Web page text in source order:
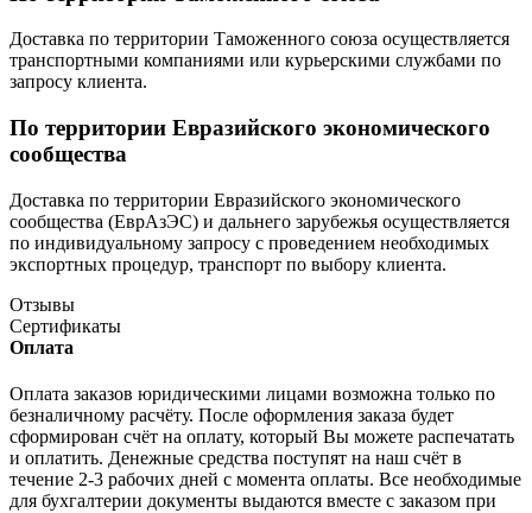
Доставка по территории Таможенного союза осуществляется
транспортными компаниями или курьерскими службами по
запросу клиента.
По территории Евразийского экономического
сообщества
Доставка по территории Евразийского экономического
сообщества (ЕврАзЭС) и дальнего зарубежья осуществляется
по индивидуальному запросу с проведением необходимых
экспортных процедур, транспорт по выбору клиента.
Отзывы
Сертификаты
Оплата
Оплата заказов юридическими лицами возможна только по
безналичному расчёту. После оформления заказа будет
сформирован счёт на оплату, который Вы можете распечатать
и оплатить. Денежные средства поступят на наш счёт в
течение 2-3 рабочих дней с момента оплаты. Все необходимые
для бухгалтерии документы выдаются вместе с заказом при